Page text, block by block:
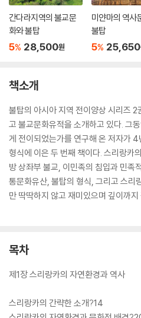
간다라지역의 불교문
화와 불탑
5% 28,500원
미얀마의 역사
불탑
5% 25,650
책소개
불탑의 아시아 지역 전이양상 시리즈
고 불교문화유적을 소개하고 있다. 그
게 전이되었는가를 연구해 온 저자가
형식에 이은 두 번째 책이다. 스리랑카
방 상좌부 불교, 이민족의 침입과 민족
통문화유산, 불탑의 형식, 그리고 스리
만 딱딱하지 않고 재미있으며 깊이까지
목차
제1장 스리랑카의 자연환경과 역사
스리랑카의 간략한 소개?14